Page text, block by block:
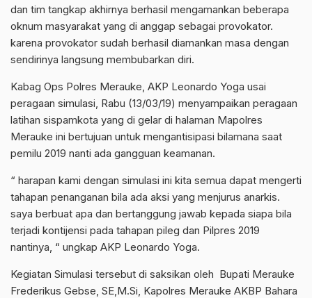
dan tim tangkap akhirnya berhasil mengamankan beberapa
oknum masyarakat yang di anggap sebagai provokator.
karena provokator sudah berhasil diamankan masa dengan
sendirinya langsung membubarkan diri.
Kabag Ops Polres Merauke, AKP Leonardo Yoga usai
peragaan simulasi, Rabu (13/03/19) menyampaikan peragaan
latihan sispamkota yang di gelar di halaman Mapolres
Merauke ini bertujuan untuk mengantisipasi bilamana saat
pemilu 2019 nanti ada gangguan keamanan.
“ harapan kami dengan simulasi ini kita semua dapat mengerti
tahapan penanganan bila ada aksi yang menjurus anarkis.
saya berbuat apa dan bertanggung jawab kepada siapa bila
terjadi kontijensi pada tahapan pileg dan Pilpres 2019
nantinya, “ ungkap AKP Leonardo Yoga.
Kegiatan Simulasi tersebut di saksikan oleh Bupati Merauke
Frederikus Gebse, SE,M.Si, Kapolres Merauke AKBP Bahara